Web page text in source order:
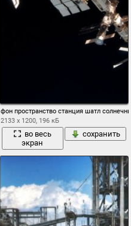
фон пространство станция шатл
2133 x 1200, 196 кБ
во весь
экран
сохранить